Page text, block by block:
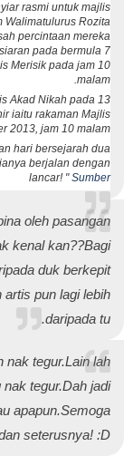
rasmi untuk majlis
Walimatulurus Rozita
percintaan mereka
pada bermula 7
Merisik pada jam 10
malam.
Akad Nikah pada 13
iaitu rakaman Majlis
2013, jam 10 malam.
hari bersejarah dua
berjalan dengan
lancar! "Sumber
oleh pasangan
kenal kan??Bagi
duk berkepit
pun lagi lebih
daripada tu.
nak tegur.Lain lah
tegur.Dah jadi
apapun.Semoga
seterusnya! :D